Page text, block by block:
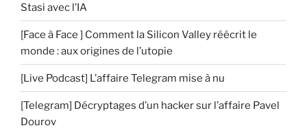
Stasi avec l’IA
[Face à Face ] Comment la Silicon Valley réécrit le
monde : aux origines de l’utopie
[Live Podcast] L’affaire Telegram mise à nu
[Telegram] Décryptages d’un hacker sur l’affaire Pavel
Dourov